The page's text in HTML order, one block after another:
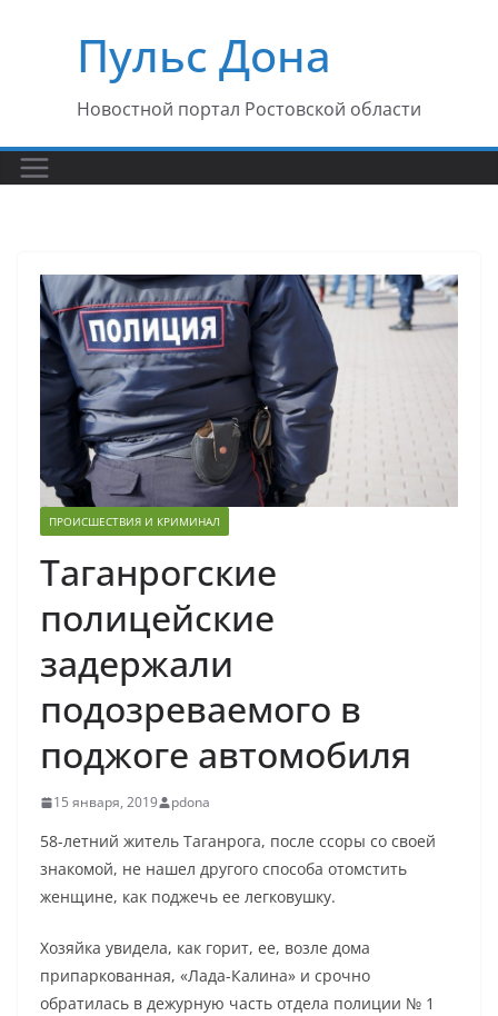
содержимомуПульс Дона
Новостной портал Ростовской области
ПРОИСШЕСТВИЯ И КРИМИНАЛ
Таганрогские
полицейские
задержали
подозреваемого в
поджоге автомобиля
15 января, 2019 pdona
58-летний житель Таганрога, после ссоры со своей
знакомой, не нашел другого способа отомстить
женщине, как поджечь ее легковушку.
Хозяйка увидела, как горит, ее, возле дома
припаркованная, «Лада-Калина» и срочно
обратилась в дежурную часть отдела полиции № 1